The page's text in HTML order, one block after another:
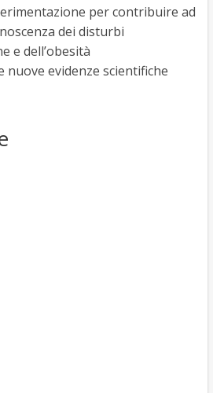
per contribuire ad
dei disturbi
e dell’obesità
nuove evidenze scientifiche